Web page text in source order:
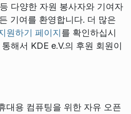
다양한 자원 봉사자와 기여자
기여를 환영합니다. 더 많은
원하기 페이지를 확인하십시
해서 KDE e.V.의 후원 회원이
대용 컴퓨팅을 위한 자유 오픈